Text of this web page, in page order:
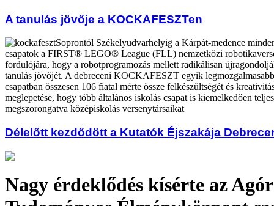
A tanulás jövője a KOCKAFESZTen
Soprontól Székelyudvarhelyig a Kárpát-medence
csapatok a FIRST® LEGO® League (FLL) nemzetközi
fordulójára, hogy a robotprogramozás mellett radikálisan
tanulás jövőjét. A debreceni KOCKAFESZT egyik
csapatban összesen 106 fiatal mérte össze felkészültségét és
meglepetése, hogy több általános iskolás csapat is kiemelkedően
megszorongatva középiskolás versenytársaikat
Délelőtt kezdődött a Kutatók Éjszakája
Nagy érdeklődés kísérte az